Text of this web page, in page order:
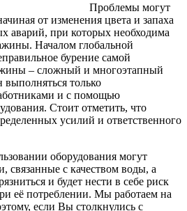
Проблемы могут
от изменения цвета и запаха
аварий, при которых необходима
Началом глобальной
бурение самой
– сложный и многоэтапный
только
и с помощью
Стоит отметить, что
усилий и ответственного
оборудования могут
связанные с качеством воды, а
и будет нести в себе риск
её потреблении. Мы работаем на
если Вы столкнулись с